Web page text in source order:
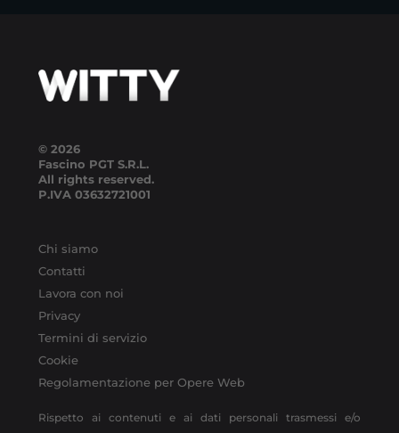
© 2026
Fascino PGT S.R.L.
All rights reserved.
P.IVA 03632721001
Chi siamo
Contatti
Lavora con noi
Privacy
Termini di servizio
Cookie
Regolamentazione per Opere Web
Rispetto ai contenuti e ai dati personali trasmessi e/o